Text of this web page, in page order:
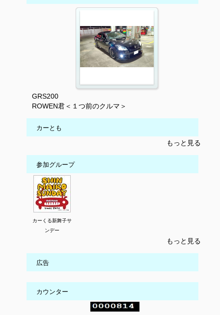
GRS200
ROWEN君＜１つ前のクルマ＞
カーとも
もっと見る
参加グループ
カーくる新舞子サ
ンデー
もっと見る
広告
カウンター